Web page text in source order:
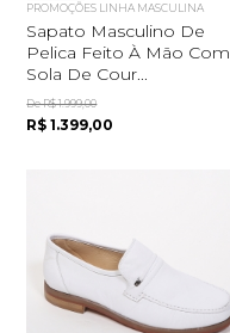
PROMOÇÕES LINHA MASCULINA
Sapato Masculino De
Pelica Feito À Mão Com
Sola De Cour...
De R$ 1.999,00
R$ 1.399,00